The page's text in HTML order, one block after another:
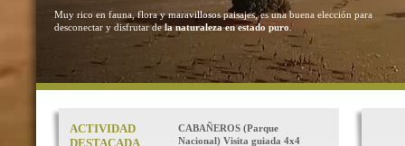
Muy rico en fauna, flora y maravillosos paisajes, es una buena elección para
desconectar y disfrutar dela naturaleza en estado puro .
ACTIVIDAD
DESTACADA
CABAÑEROS (Parque
Nacional) Visita guiada 4x4